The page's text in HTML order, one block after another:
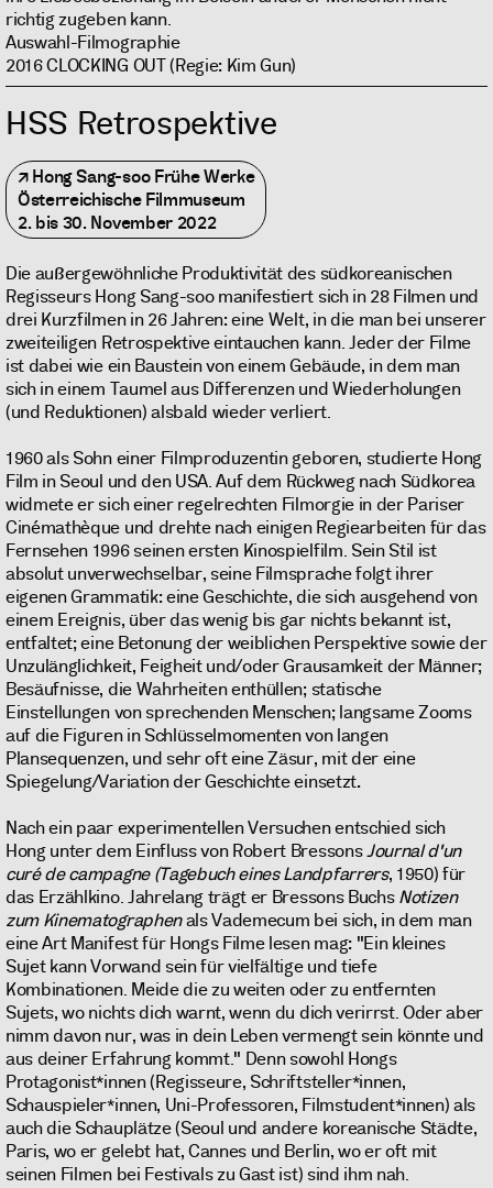
richtig zugeben kann.
Auswahl-Filmographie
2016 CLOCKING OUT (Regie: Kim Gun)
HSS Retrospektive
Hong Sang-soo Frühe Werke
Österreichische Filmmuseum
2. bis 30. November 2022
Die außergewöhnliche Produktivität des südkoreanischen
Regisseurs Hong Sang-soo manifestiert sich in 28 Filmen und
drei Kurzfilmen in 26 Jahren: eine Welt, in die man bei unserer
zweiteiligen Retrospektive eintauchen kann. Jeder der Filme
ist dabei wie ein Baustein von einem Gebäude, in dem man
sich in einem Taumel aus Differenzen und Wiederholungen
(und Reduktionen) alsbald wieder verliert.
1960 als Sohn einer Filmproduzentin geboren, studierte Hong
Film in Seoul und den USA. Auf dem Rückweg nach Südkorea
widmete er sich einer regelrechten Filmorgie in der Pariser
Cinémathèque und drehte nach einigen Regiearbeiten für das
Fernsehen 1996 seinen ersten Kinospielfilm. Sein Stil ist
absolut unverwechselbar, seine Filmsprache folgt ihrer
eigenen Grammatik: eine Geschichte, die sich ausgehend von
einem Ereignis, über das wenig bis gar nichts bekannt ist,
entfaltet; eine Betonung der weiblichen Perspektive sowie der
Unzulänglichkeit, Feigheit und/oder Grausamkeit der Männer;
Besäufnisse, die Wahrheiten enthüllen; statische
Einstellungen von sprechenden Menschen; langsame Zooms
auf die Figuren in Schlüsselmomenten von langen
Plansequenzen, und sehr oft eine Zäsur, mit der eine
Spiegelung/Variation der Geschichte einsetzt.
Nach ein paar experimentellen Versuchen entschied sich
Hong unter dem Einfluss von Robert BressonsJournal d'un
curé de campagne (Tagebuch eines Landpfarrers, 1950) für
das Erzählkino. Jahrelang trägt er Bressons BuchsNotizen
zum Kinematographenals Vademecum bei sich, in dem man
eine Art Manifest für Hongs Filme lesen mag: "Ein kleines
Sujet kann Vorwand sein für vielfältige und tiefe
Kombinationen. Meide die zu weiten oder zu entfernten
Sujets, wo nichts dich warnt, wenn du dich verirrst. Oder aber
nimm davon nur, was in dein Leben vermengt sein könnte und
aus deiner Erfahrung kommt." Denn sowohl Hongs
Protagonist*innen (Regisseure, Schriftsteller*innen,
Schauspieler*innen, Uni-Professoren, Filmstudent*innen) als
auch die Schauplätze (Seoul und andere koreanische Städte,
Paris, wo er gelebt hat, Cannes und Berlin, wo er oft mit
seinen Filmen bei Festivals zu Gast ist) sind ihm nah.